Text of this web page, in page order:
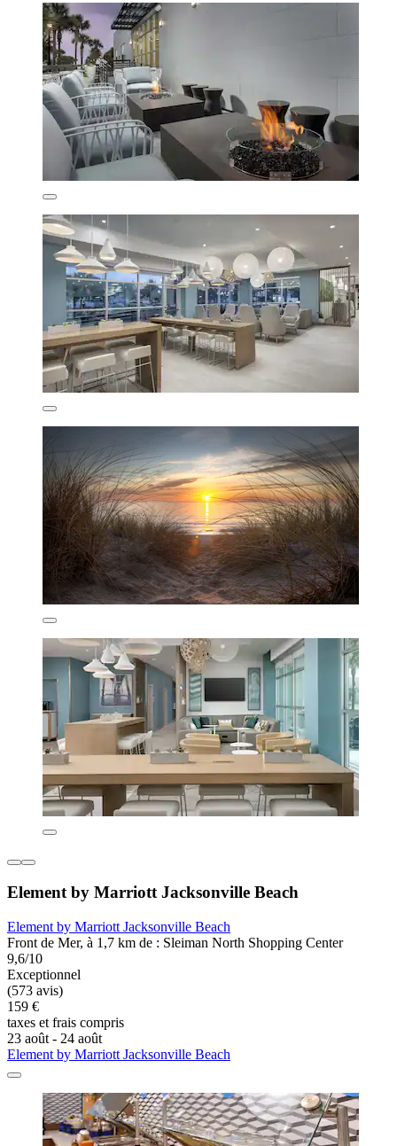
Element by Marriott Jacksonville Beach
Element by Marriott Jacksonville Beach
Front de Mer, à 1,7 km de : Sleiman North Shopping Center
9,6/10
Exceptionnel
(573 avis)
159 €
taxes et frais compris
23 août - 24 août
Element by Marriott Jacksonville Beach